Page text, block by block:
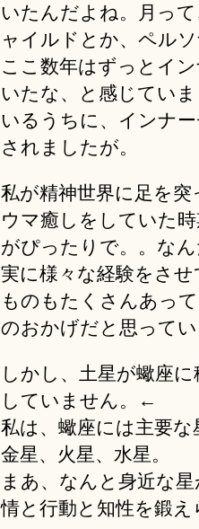
いたんだよね。月っ
ャイルドとか、ペル
ここ数年はずっとイ
いたな、と感じてい
いるうちに、インナ
されましたが。
私が精神世界に足を
ウマ癒しをしていた
がぴったりで。。な
実に様々な経験をさ
ものもたくさんあっ
のおかげだと思ってい
しかし、土星が蠍座
していません。←
私は、蠍座には主要な
金星、火星、水星。
まあ、なんと身近な
情と行動と知性を鍛え